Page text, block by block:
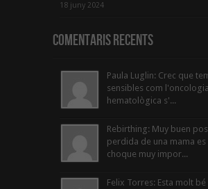
18 juny 2024
Comentaris Recents
Paula Luglin: Crec que
sensibles com l'oncologia
hematològica s'...
Rebirthing: Muy buen
perdida de una mama es
choque muy impor...
Felix Torres: Esta molt